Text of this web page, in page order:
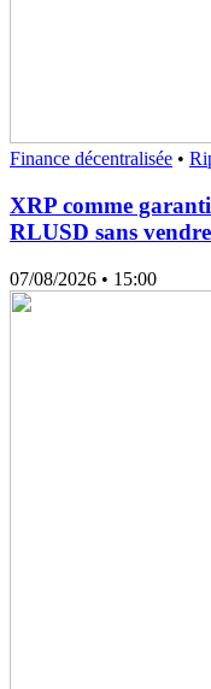
Finance décentralisée •
XRP comme
RLUSD sans
07/08/2026 • 15:00